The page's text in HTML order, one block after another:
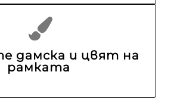
дамска и цвят на
рамката